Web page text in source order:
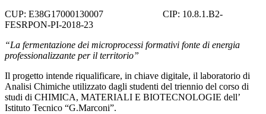
CUP: E38G17000130007 CIP: 10.8.1.B2-
FESRPON-PI-2018-23
“La fermentazione dei microprocessi formativi fonte di energia
professionalizzante per il territorio”
Il progetto intende riqualificare, in chiave digitale, il laboratorio di
Analisi Chimiche utilizzato dagli studenti del triennio del corso di
studi di CHIMICA, MATERIALI E BIOTECNOLOGIE dell’
Istituto Tecnico “G.Marconi”.